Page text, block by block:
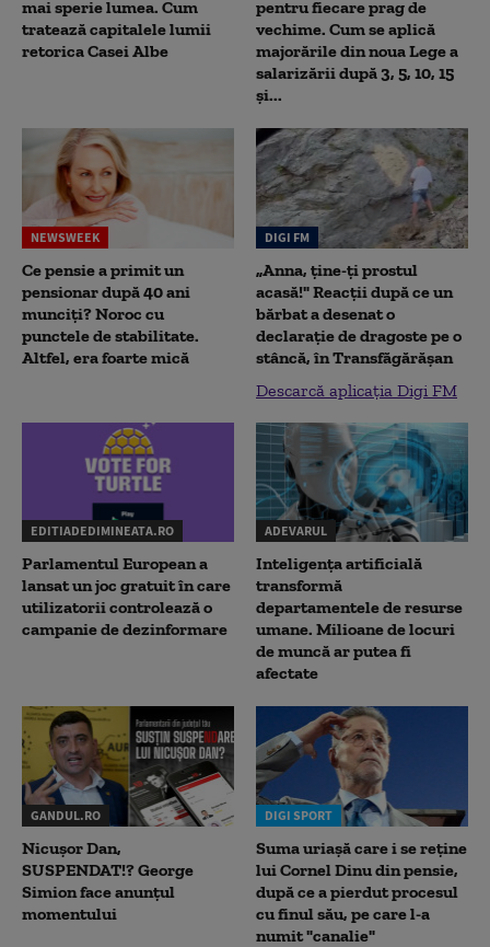
mai sperie lumea. Cum
tratează capitalele lumii
retorica Casei Albe
pentru fiecare prag de
vechime. Cum se aplică
majorările din noua Lege a
salarizării după 3, 5, 10, 15
și...
NEWSWEEK
Ce pensie a primit un
pensionar după 40 ani
munciți? Noroc cu
punctele de stabilitate.
Altfel, era foarte mică
DIGI FM
„Anna, ţine-ţi prostul
acasă!" Reacţii după ce un
bărbat a desenat o
declaraţie de dragoste pe o
stâncă, în Transfăgărăşan
Descarcă aplicația Digi FM
EDITIADEDIMINEATA.RO
Parlamentul European a
lansat un joc gratuit în care
utilizatorii controlează o
campanie de dezinformare
ADEVARUL
Inteligența artificială
transformă
departamentele de resurse
umane. Milioane de locuri
de muncă ar putea fi
afectate
GANDUL.RO
Nicușor Dan,
SUSPENDAT!? George
Simion face anunțul
momentului
DIGI SPORT
Suma uriașă care i se reține
lui Cornel Dinu din pensie,
după ce a pierdut procesul
cu finul său, pe care l-a
numit "canalie"